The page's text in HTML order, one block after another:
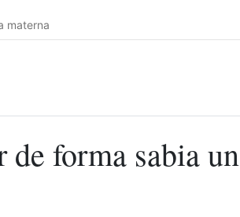
materna
de forma sabia un